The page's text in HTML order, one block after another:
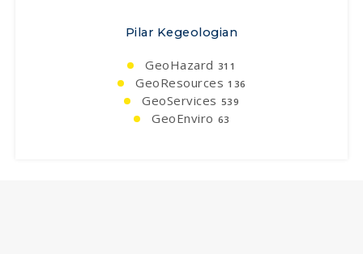
Pilar Kegeologian
GeoHazard 311
GeoResources 136
GeoServices 539
GeoEnviro 63